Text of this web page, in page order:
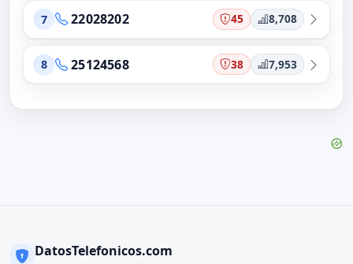
7 22028202 45 8,708
8 25124568 38 7,953
DatosTelefonicos.com